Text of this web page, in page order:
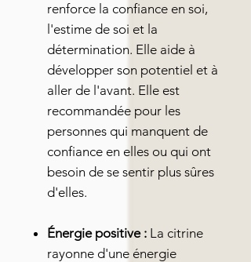
renforce la confiance en soi,
l'estime de soi et la
détermination. Elle aide à
développer son potentiel et à
aller de l'avant. Elle est
recommandée pour les
personnes qui manquent de
confiance en elles ou qui ont
besoin de se sentir plus sûres
d'elles.
Énergie positive : La citrine
rayonne d'une énergie